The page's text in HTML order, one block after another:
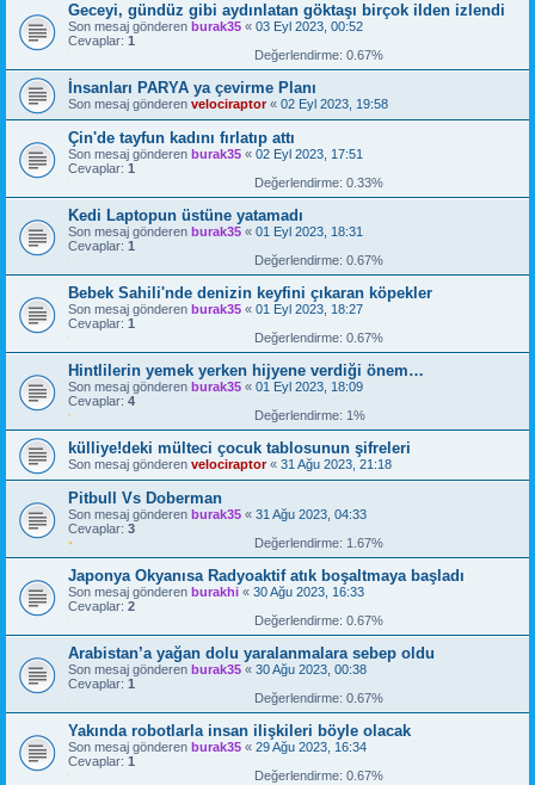
Geceyi, gündüz gibi aydınlatan göktaşı birçok ilden izlendi
Son mesaj gönderen burak35 « 03 Eyl 2023, 00:52
Cevaplar: 1
Değerlendirme: 0.67%
İnsanları PARYA ya çevirme Planı
Son mesaj gönderen velociraptor« 02 Eyl 2023, 19:58
Çin'de tayfun kadını fırlatıp attı
Son mesaj gönderen burak35 « 02 Eyl 2023, 17:51
Cevaplar: 1
Değerlendirme: 0.33%
Kedi Laptopun üstüne yatamadı
Son mesaj gönderen burak35 « 01 Eyl 2023, 18:31
Cevaplar: 1
Değerlendirme: 0.67%
Bebek Sahili'nde denizin keyfini çıkaran köpekler
Son mesaj gönderen burak35 « 01 Eyl 2023, 18:27
Cevaplar: 1
Değerlendirme: 0.67%
Hintlilerin yemek yerken hijyene verdiği önem…
Son mesaj gönderen burak35 « 01 Eyl 2023, 18:09
Cevaplar: 4
Değerlendirme: 1%
külliye!deki mülteci çocuk tablosunun şifreleri
Son mesaj gönderen velociraptor« 31 Ağu 2023, 21:18
Pitbull Vs Doberman
Son mesaj gönderen burak35 « 31 Ağu 2023, 04:33
Cevaplar: 3
Değerlendirme: 1.67%
Japonya Okyanısa Radyoaktif atık boşaltmaya başladı
Son mesaj gönderen burakhi « 30 Ağu 2023, 16:33
Cevaplar: 2
Değerlendirme: 0.67%
Arabistan’a yağan dolu yaralanmalara sebep oldu
Son mesaj gönderen burak35 « 30 Ağu 2023, 00:38
Cevaplar: 1
Değerlendirme: 0.67%
Yakında robotlarla insan ilişkileri böyle olacak
Son mesaj gönderen burak35 « 29 Ağu 2023, 16:34
Cevaplar: 1
Değerlendirme: 0.67%